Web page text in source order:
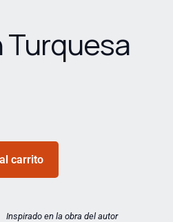
Turquesa
carrito
Inspirado en la obra del autor